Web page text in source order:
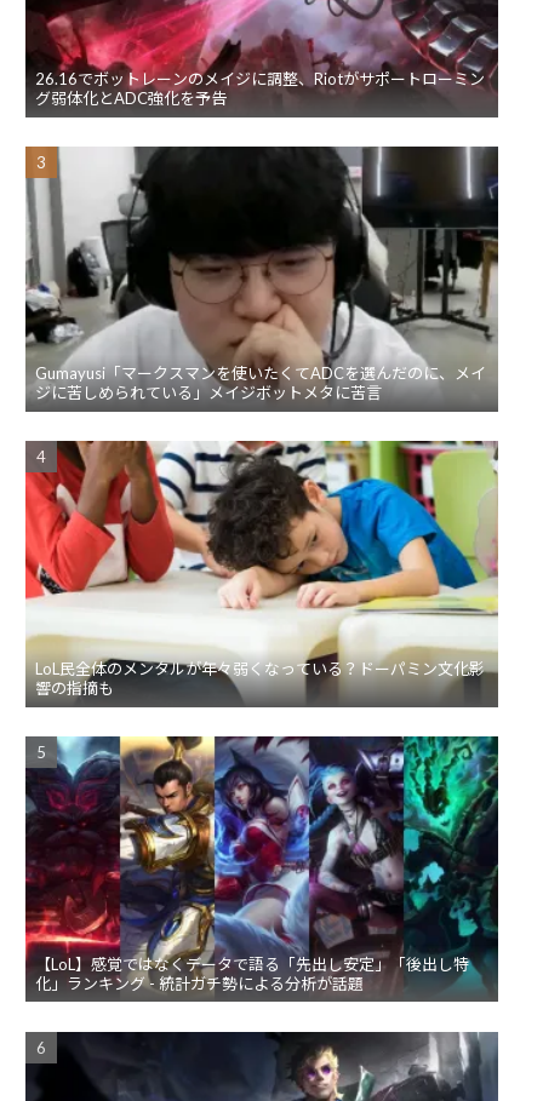
26.16でボットレーンのメイジに調整、Riotがサポートローミン
グ弱体化とADC強化を予告
Gumayusi「マークスマンを使いたくてADCを選んだのに、メイ
ジに苦しめられている」メイジボットメタに苦言
LoL民全体のメンタルが年々弱くなっている？ドーパミン文化影
響の指摘も
【LoL】感覚ではなくデータで語る「先出し安定」「後出し特
化」ランキング - 統計ガチ勢による分析が話題